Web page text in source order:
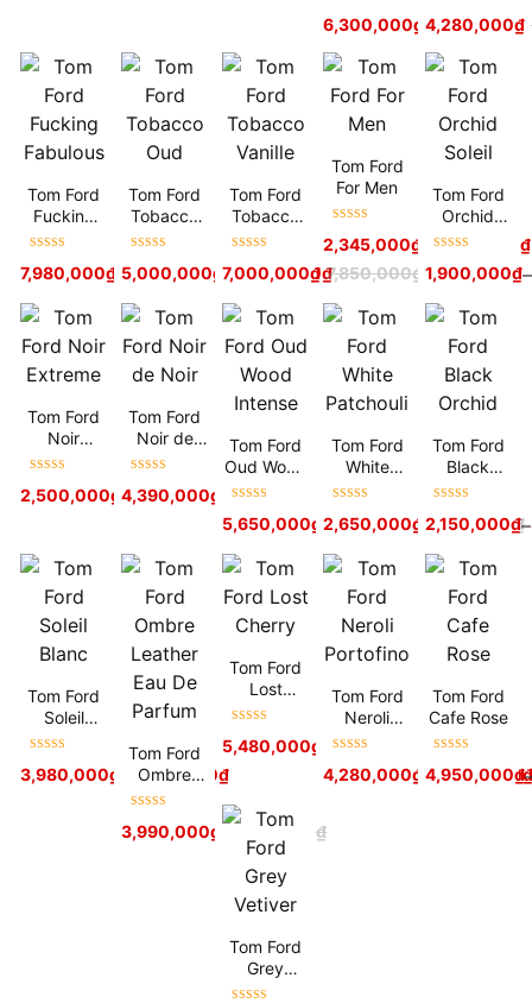
hạng5sao
6,300,000₫
hạng5sao
4,280,000₫
Tom Ford
Fucking
Fabulous
hạng5sao
7,980,000₫
Tom Ford
Tobacco
Oud
hạng5sao
5,000,000₫–6,450,000₫
Tom Ford
Tobacco
Vanille
hạng5sao 7,850,000₫
7,000,000₫
Tom Ford
For Men
hạng5sao
2,345,000₫ 3,420,000₫
Tom Ford
Orchid
Soleil
hạng5sao
1,900,000₫–
Tom Ford
Noir
Extreme
hạng5sao
2,500,000₫–3,350,000
Tom Ford
Noir de
Noir
hạng5sao
4,390,000₫ 7,430,000
Tom Ford
Oud Wood
Intense
hạng5sao
5,650,000₫ –7,500,000 ₫
Tom Ford
White
Patchouli
hạng5sao 4,150,000₫
2,650,000₫
Tom Ford
Black
Orchid
hạng5sao
2,150,000₫–
Tom Ford
Soleil
Blanc
hạng5sao
3,980,000₫ 4,380,000₫
Tom Ford
Ombre
Leather
Parfum
hạng5sao 4,550,000₫
3,990,000₫
Tom Ford
Lost
Cherry
hạng5sao
5,480,000₫ 7,980,000
Tom Ford
Neroli
Portofino
hạng5sao
4,280,000₫ –5,500,000
Tom Ford
Cafe Rose
hạng5sao
4,950,000₫
Tom Ford
Grey
Vetiver